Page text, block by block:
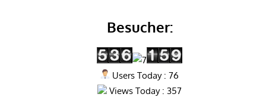
Besucher:
Users Today : 76
Views Today : 357